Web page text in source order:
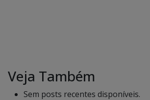
Veja Também
Sem posts recentes disponíveis.